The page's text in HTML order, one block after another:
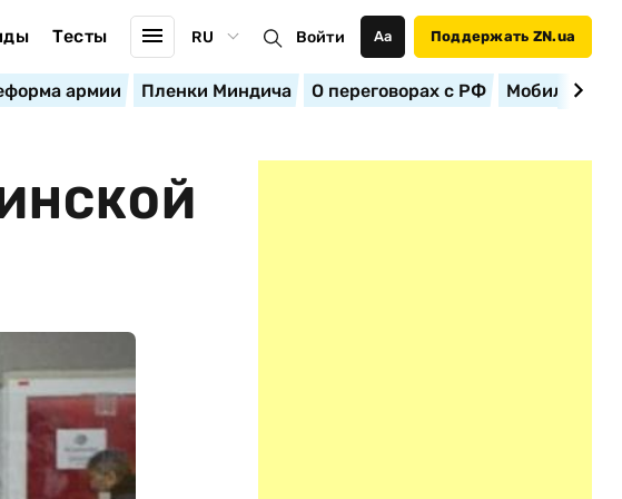
Тесты RU Войти Аа Поддержать ZN.ua
армии Пленки Миндича О переговорах с РФ